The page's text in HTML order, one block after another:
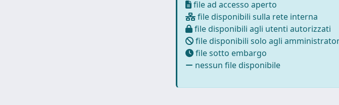
file ad accesso aperto
file disponibili sulla rete interna
file disponibili agli utenti autorizzati
file disponibili solo agli
file sotto embargo
nessun file disponibile